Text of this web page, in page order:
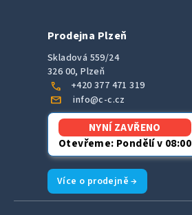
Prodejna Plzeň
Skladová 559/24
326 00, Plzeň
call +420 377 471 319
mail info@c-c.cz
NYNÍ ZAVŘENO
Otevřeme: Pondělí v 08:00
Více o prodejně →